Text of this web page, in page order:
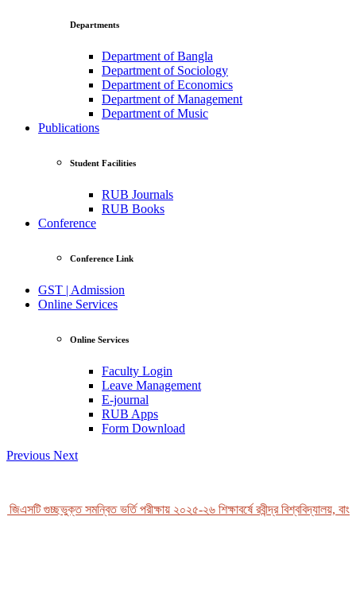
Departments
Department of Bangla
Department of Sociology
Department of Economics
Department of Management
Department of Music
Publications
Student Facilities
RUB Journals
RUB Books
Conference
Conference Link
GST | Admission
Online Services
Online Services
Faculty Login
Leave Management
E-journal
RUB Apps
Form Download
Previous Next
গুচ্ছভুক্ত সমন্বিত ভর্তি পরীক্ষায় ২০২৫-২৬ শিক্ষাবর্ষে রবীন্দ্র বিশ্ববিদ্যালয়,